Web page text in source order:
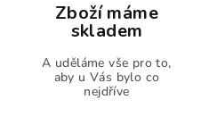
Zboží máme
skladem
A uděláme vše pro to,
aby u Vás bylo co
nejdříve